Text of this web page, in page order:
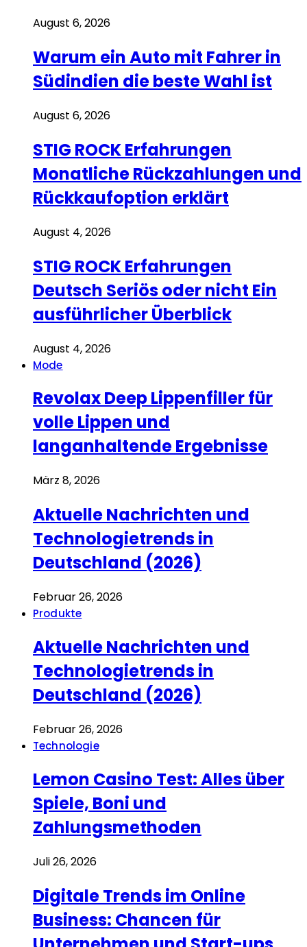
August 6, 2026
Warum ein Auto mit Fahrer in
Südindien die beste Wahl ist
August 6, 2026
STIG ROCK Erfahrungen
Monatliche Rückzahlungen und
Rückkaufoption erklärt
August 4, 2026
STIG ROCK Erfahrungen
Deutsch Seriös oder nicht Ein
ausführlicher Überblick
August 4, 2026
Mode
Revolax Deep Lippenfiller für
volle Lippen und
langanhaltende Ergebnisse
März 8, 2026
Aktuelle Nachrichten und
Technologietrends in
Deutschland (2026)
Februar 26, 2026
Produkte
Aktuelle Nachrichten und
Technologietrends in
Deutschland (2026)
Februar 26, 2026
Technologie
Lemon Casino Test: Alles über
Spiele, Boni und
Zahlungsmethoden
Juli 26, 2026
Digitale Trends im Online
Business: Chancen für